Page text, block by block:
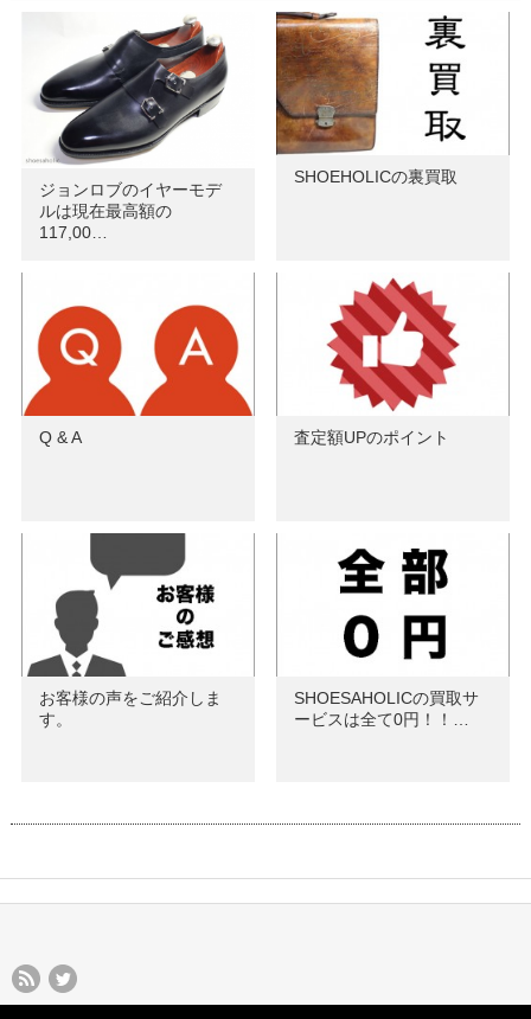
ジョンロブのイヤーモデ
ルは現在最高額の
117,00…
SHOEHOLICの裏買取
Q & A 査定額UPのポイント
お客様の声をご紹介しま
す。
SHOESAHOLICの買取サ
ービスは全て0円！！…